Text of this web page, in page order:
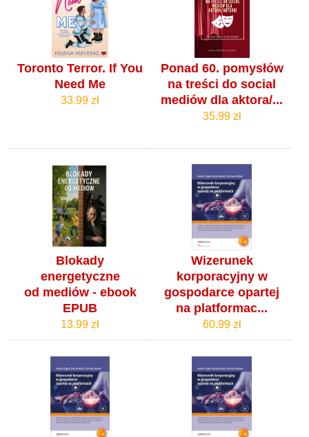
Toronto Terror. If You
Need Me
33.99 zł
Ponad 60. pomysłów
na treści do social
mediów dla aktora/...
35.99 zł
Blokady
energetyczne
od mediów - ebook
EPUB
13.99 zł
Wizerunek
korporacyjny w
gospodarce opartej
na platformac...
60.99 zł